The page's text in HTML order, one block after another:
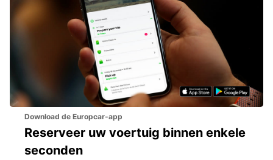
Download de Europcar-app
Reserveer uw voertuig binnen enkele
seconden